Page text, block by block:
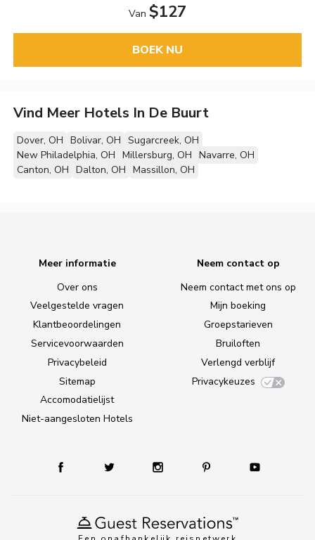
Van $127
BOEK NU
Vind Meer Hotels In De Buurt
Dover, OH Bolivar, OH Sugarcreek, OH
New Philadelphia, OH Millersburg, OH Navarre, OH
Canton, OH Dalton, OH Massillon, OH
Meer informatie
Over ons
Veelgestelde vragen
Klantbeoordelingen
Servicevoorwaarden
Privacybeleid
Sitemap
Accomodatielijst
Niet-aangesloten Hotels
Neem contact op
Neem contact met ons op
Mijn boeking
Groepstarieven
Bruiloften
Verlengd verblijf
Privacykeuzes